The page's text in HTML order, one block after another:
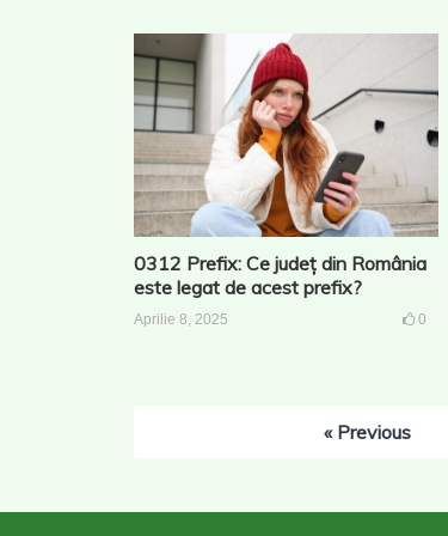
0312 Prefix: Ce județ din România
este legat de acest prefix?
Aprilie 8, 2025 0
« Previous